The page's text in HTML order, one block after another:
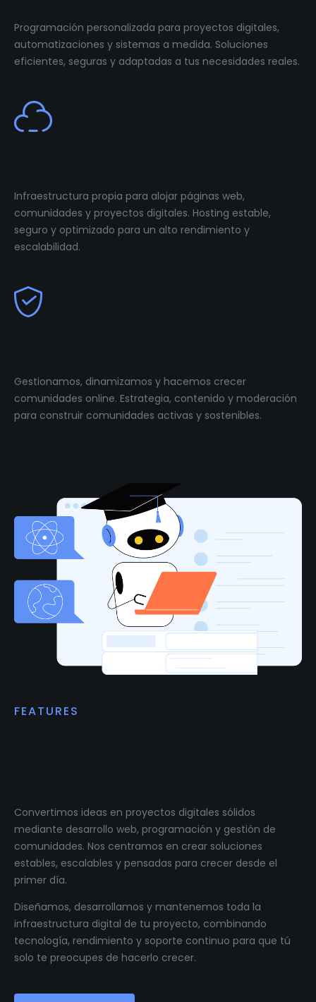
Programación personalizada para proyectos digitales,
automatizaciones y sistemas a medida. Soluciones
eficientes, seguras y adaptadas a tus necesidades reales.
Infraestructura propia para alojar páginas web,
comunidades y proyectos digitales. Hosting estable,
seguro y optimizado para un alto rendimiento y
escalabilidad.
Gestionamos, dinamizamos y hacemos crecer
comunidades online. Estrategia, contenido y moderación
para construir comunidades activas y sostenibles.
FEATURES
Convertimos ideas en proyectos digitales sólidos
mediante desarrollo web, programación y gestión de
comunidades. Nos centramos en crear soluciones
estables, escalables y pensadas para crecer desde el
primer día.
Diseñamos, desarrollamos y mantenemos toda la
infraestructura digital de tu proyecto, combinando
tecnología, rendimiento y soporte continuo para que tú
solo te preocupes de hacerlo crecer.